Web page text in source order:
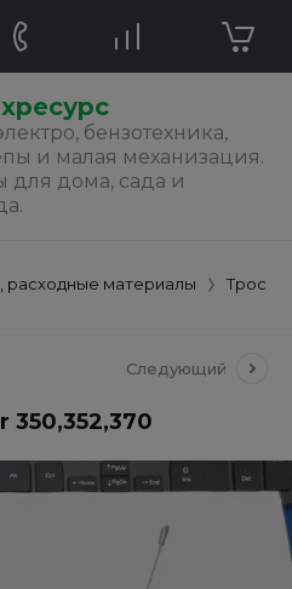
бензотехника,
и малая механизация.
для дома, сада и
расходные материалы Тросик
Следующий
350,352,370